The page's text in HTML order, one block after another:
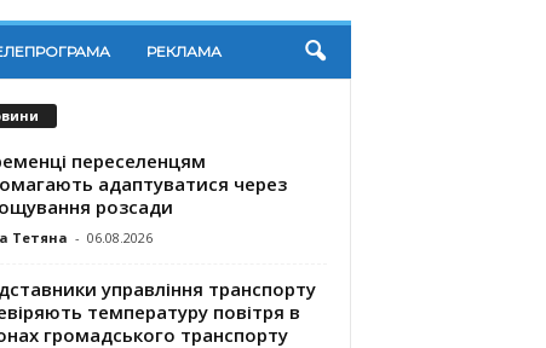
РЕКЛАМА
переселенцям
адаптуватися через
розсади
Тетяна - 06.08.2026
управління транспорту
температуру повітря в
громадського транспорту